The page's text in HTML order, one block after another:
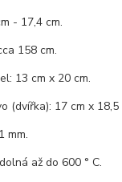
- 17,4 cm.
158 cm.
13 cm x 20 cm.
(dvířka): 17 cm x 18,5
mm.
až do 600 ° C.